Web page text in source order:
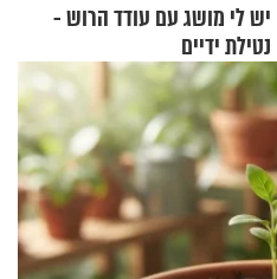
יש לי מושג עם עודד הרוש -
נטילת ידיים